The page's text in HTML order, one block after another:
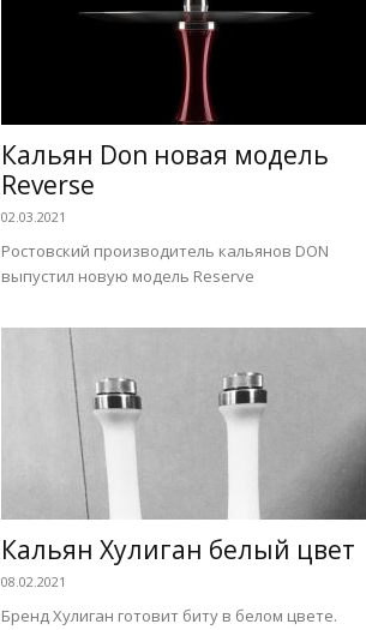
Кальян Don новая модель
Reverse
02.03.2021
Ростовский производитель кальянов DON
выпустил новую модель Reserve
Кальян Хулиган белый цвет
08.02.2021
Бренд Хулиган готовит биту в белом цвете.